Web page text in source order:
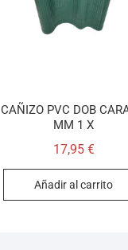
CAÑIZO PVC DOB
MM 1 X
17,95 €
Añadir al carrito